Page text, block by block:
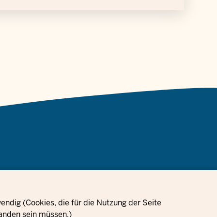
(Cookies, die für die Nutzung der Seite
sein müssen.)
Nadruk
Informacje dotyczące